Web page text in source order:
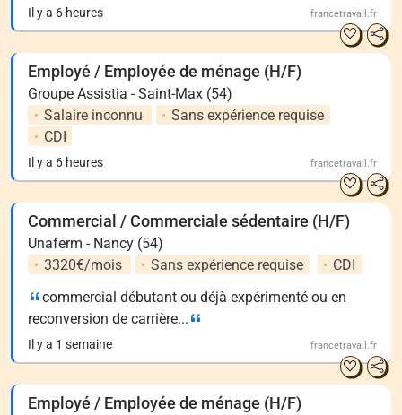
Il y a 6 heures francetravail.fr
Employé / Employée de ménage (H/F)
Groupe Assistia - Saint-Max (54)
Salaire inconnu
Sans expérience requise
CDI
Il y a 6 heures francetravail.fr
Commercial / Commerciale sédentaire (H/F)
Unaferm - Nancy (54)
3320€/mois
Sans expérience requise
CDI
commercial débutant ou déjà expérimenté ou en
reconversion de carrière...
Il y a 1 semaine francetravail.fr
Employé / Employée de ménage (H/F)